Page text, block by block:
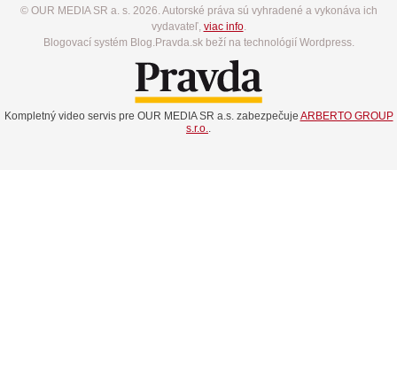
© OUR MEDIA SR a. s. 2026. Autorské práva sú vyhradené a vykonáva ich
vydavateľ, viac info.
Blogovací systém Blog.Pravda.sk beží na technológií Wordpress.
Kompletný video servis pre OUR MEDIA SR a.s. zabezpečuje ARBERTO GROUP
s.r.o.